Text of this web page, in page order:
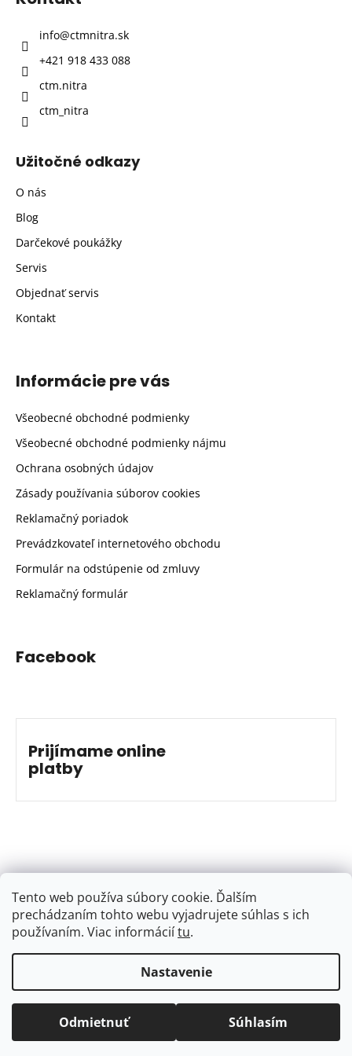
Tento web používa súbory cookie. Ďalším
prechádzaním tohto webu vyjadrujete súhlas s ich
používaním. Viac informáciítu.
Nastavenie
Odmietnuť Súhlasím
info@ctmnitra.sk
+421 918 433 088
ctm.nitra
ctm_nitra
Užitočné odkazy
O nás
Blog
Darčekové poukážky
Servis
Objednať servis
Kontakt
Informácie pre vás
Všeobecné obchodné podmienky
Všeobecné obchodné podmienky nájmu
Ochrana osobných údajov
Zásady používania súborov cookies
Reklamačný poriadok
Prevádzkovateľ internetového obchodu
Formulár na odstúpenie od zmluvy
Reklamačný formulár
Facebook
Prijímame online
platby
Vytvoril Shoptet&Jakub Grác
Copyright 2026BAJKSHOP . Všetky práva vyhradené.